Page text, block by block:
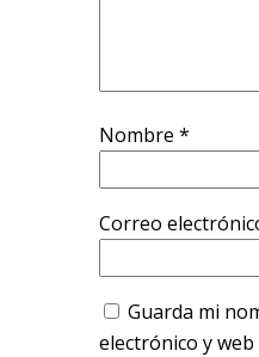
Nombre *
Correo
Guarda mi
electrónico y